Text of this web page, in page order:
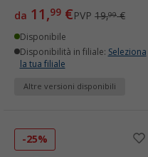
da 11,99 €PVP 19,99€
Disponibile
Disponibilità in filiale: Seleziona
la tua filiale
Altre versioni disponibili
-25%